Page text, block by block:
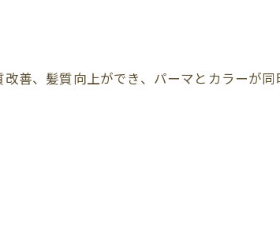
善、髪質向上ができ、パーマとカラーが